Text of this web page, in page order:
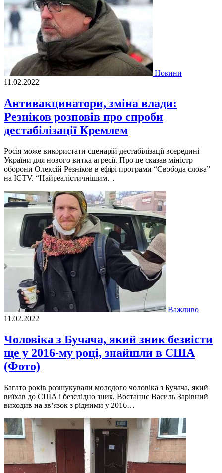
Новини
11.02.2022
Антивакцинатори, зміна влади:
Резніков розповів про спроби
дестабілізації Кремлем
Росія може використати сценарій дестабілізації всередині
України для нового витка агресії. Про це сказав міністр
оборони Олексій Резніков в ефірі програми “Свобода слова”
на ICTV. “Найреалістичнішим…
Важливо
11.02.2022
Чоловіка з Бучача, який зник безвісти
ще у 2016-му році, знайшли в США
(Фото)
Багато років розшукували молодого чоловіка з Бучача, який
виїхав до США і безслідно зник. Востаннє Василь Зарівний
виходив на зв’язок з рідними у 2016…